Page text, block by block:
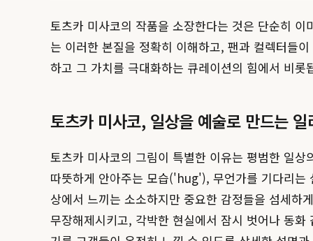
토츠카 미사코의 작품을 소장한다는 것은 단순히
는 이러한 본질을 정확히 이해하고, 팬과 컬렉터들
하고 그 가치를 극대화하는 큐레이션의 힘에서 비롯
토츠카 미사코, 일상을 예술로 만드는 일
토츠카 미사코의 그림이 특별한 이유는 평범한 일
따뜻하게 안아주는 모습('hug'), 무언가를 기다리
상에서 느끼는 소소하지만 중요한 감정들을 섬세하
무장해제시키고, 각박한 현실에서 잠시 벗어나 동